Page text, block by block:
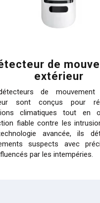
de
extérieur
de
sont conçus pour
climatiques tout en
fiable contre les
avancée, ils
suspects avec
par les intempéries.